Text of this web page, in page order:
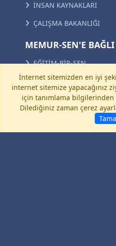
İNSAN KAYNAKLARI
ÇALIŞMA BAKANLIĞI
MEMUR-SEN'E
EĞİTİM-BİR-SEN
SAĞLIK-SEN
BÜRO MEMUR-SEN
BEM-BİR-SEN
İnternet sitemizden en iyi
internet sitemize yapacağınız
için tanımlama bilgilerinden
Dilediğiniz zaman çerez